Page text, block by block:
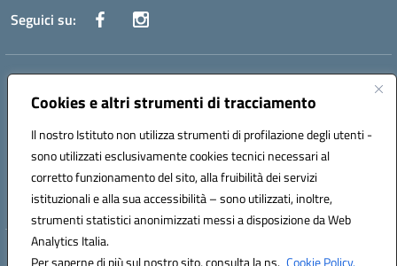
Cookies e altri strumenti di tracciamento
Il nostro Istituto non utilizza strumenti di profilazione degli utenti -
sono utilizzati esclusivamente cookies tecnici necessari al
corretto funzionamento del sito, alla fruibilità dei servizi
istituzionali e alla sua accessibilità – sono utilizzati, inoltre,
strumenti statistici anonimizzati messi a disposizione da Web
Analytics Italia.
Per saperne di più sul nostro sito, consulta la ns. Cookie Policy.
Seguici su:
Indirizzo:
Centralino:0881636571 Email:fgps040004@istruzione.it
Codice fiscale: 80031370713
Codice meccanografico:
FGPS040004
Codice Indice delle Pubbliche Amministrazioni (IPA): istsc_fgps040004
Hosting & Powered by 3D Solution S.r.l.